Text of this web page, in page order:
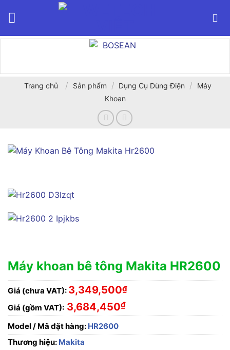
Trang chủ / Sản phẩm / Dụng Cụ Dùng Điện /
Máy
Khoan
Máy khoan bê tông Makita HR2600
Giá (chưa VAT): 3,349,500₫
Giá (gồm VAT): 3,684,450₫
Model / Mã đặt hàng: HR2600
Thương hiệu: Makita